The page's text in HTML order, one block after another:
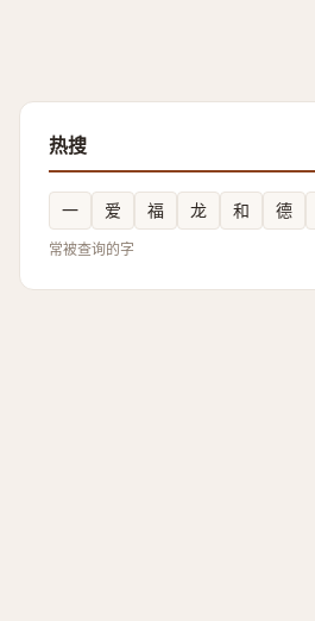
热搜
一 爱 福 龙 和 德
常被查询的字